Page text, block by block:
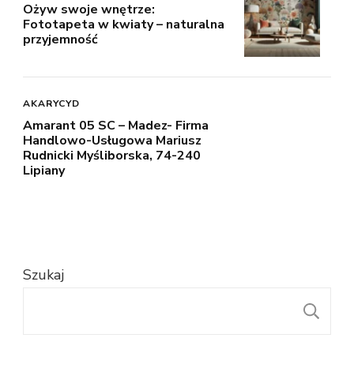
Ożyw swoje wnętrze:
Fototapeta w kwiaty – naturalna
przyjemność
AKARYCYD
Amarant 05 SC – Madez- Firma
Handlowo-Usługowa Mariusz
Rudnicki Myśliborska, 74-240
Lipiany
Szukaj